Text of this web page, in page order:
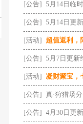
[公告] 5月14日临
[公告] 5月14日更
[活动] 超值返利，
[公告] 5月7日更新
[活动] 凝财聚宝，
[公告] 真·狩猎场
[公告] 4月30日更